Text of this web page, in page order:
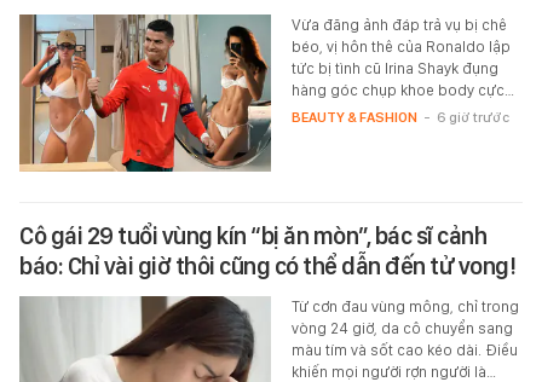
Vừa đăng ảnh đáp trả vụ bị chê
béo, vị hôn thê của Ronaldo lập
tức bị tình cũ Irina Shayk đụng
hàng góc chụp khoe body cực…
BEAUTY & FASHION - 6 giờ trước
Cô gái 29 tuổi vùng kín “bị ăn mòn”, bác sĩ cảnh
báo: Chỉ vài giờ thôi cũng có thể dẫn đến tử vong!
Từ cơn đau vùng mông, chỉ trong
vòng 24 giờ, da cô chuyển sang
màu tím và sốt cao kéo dài. Điều
khiến mọi người rợn người là…